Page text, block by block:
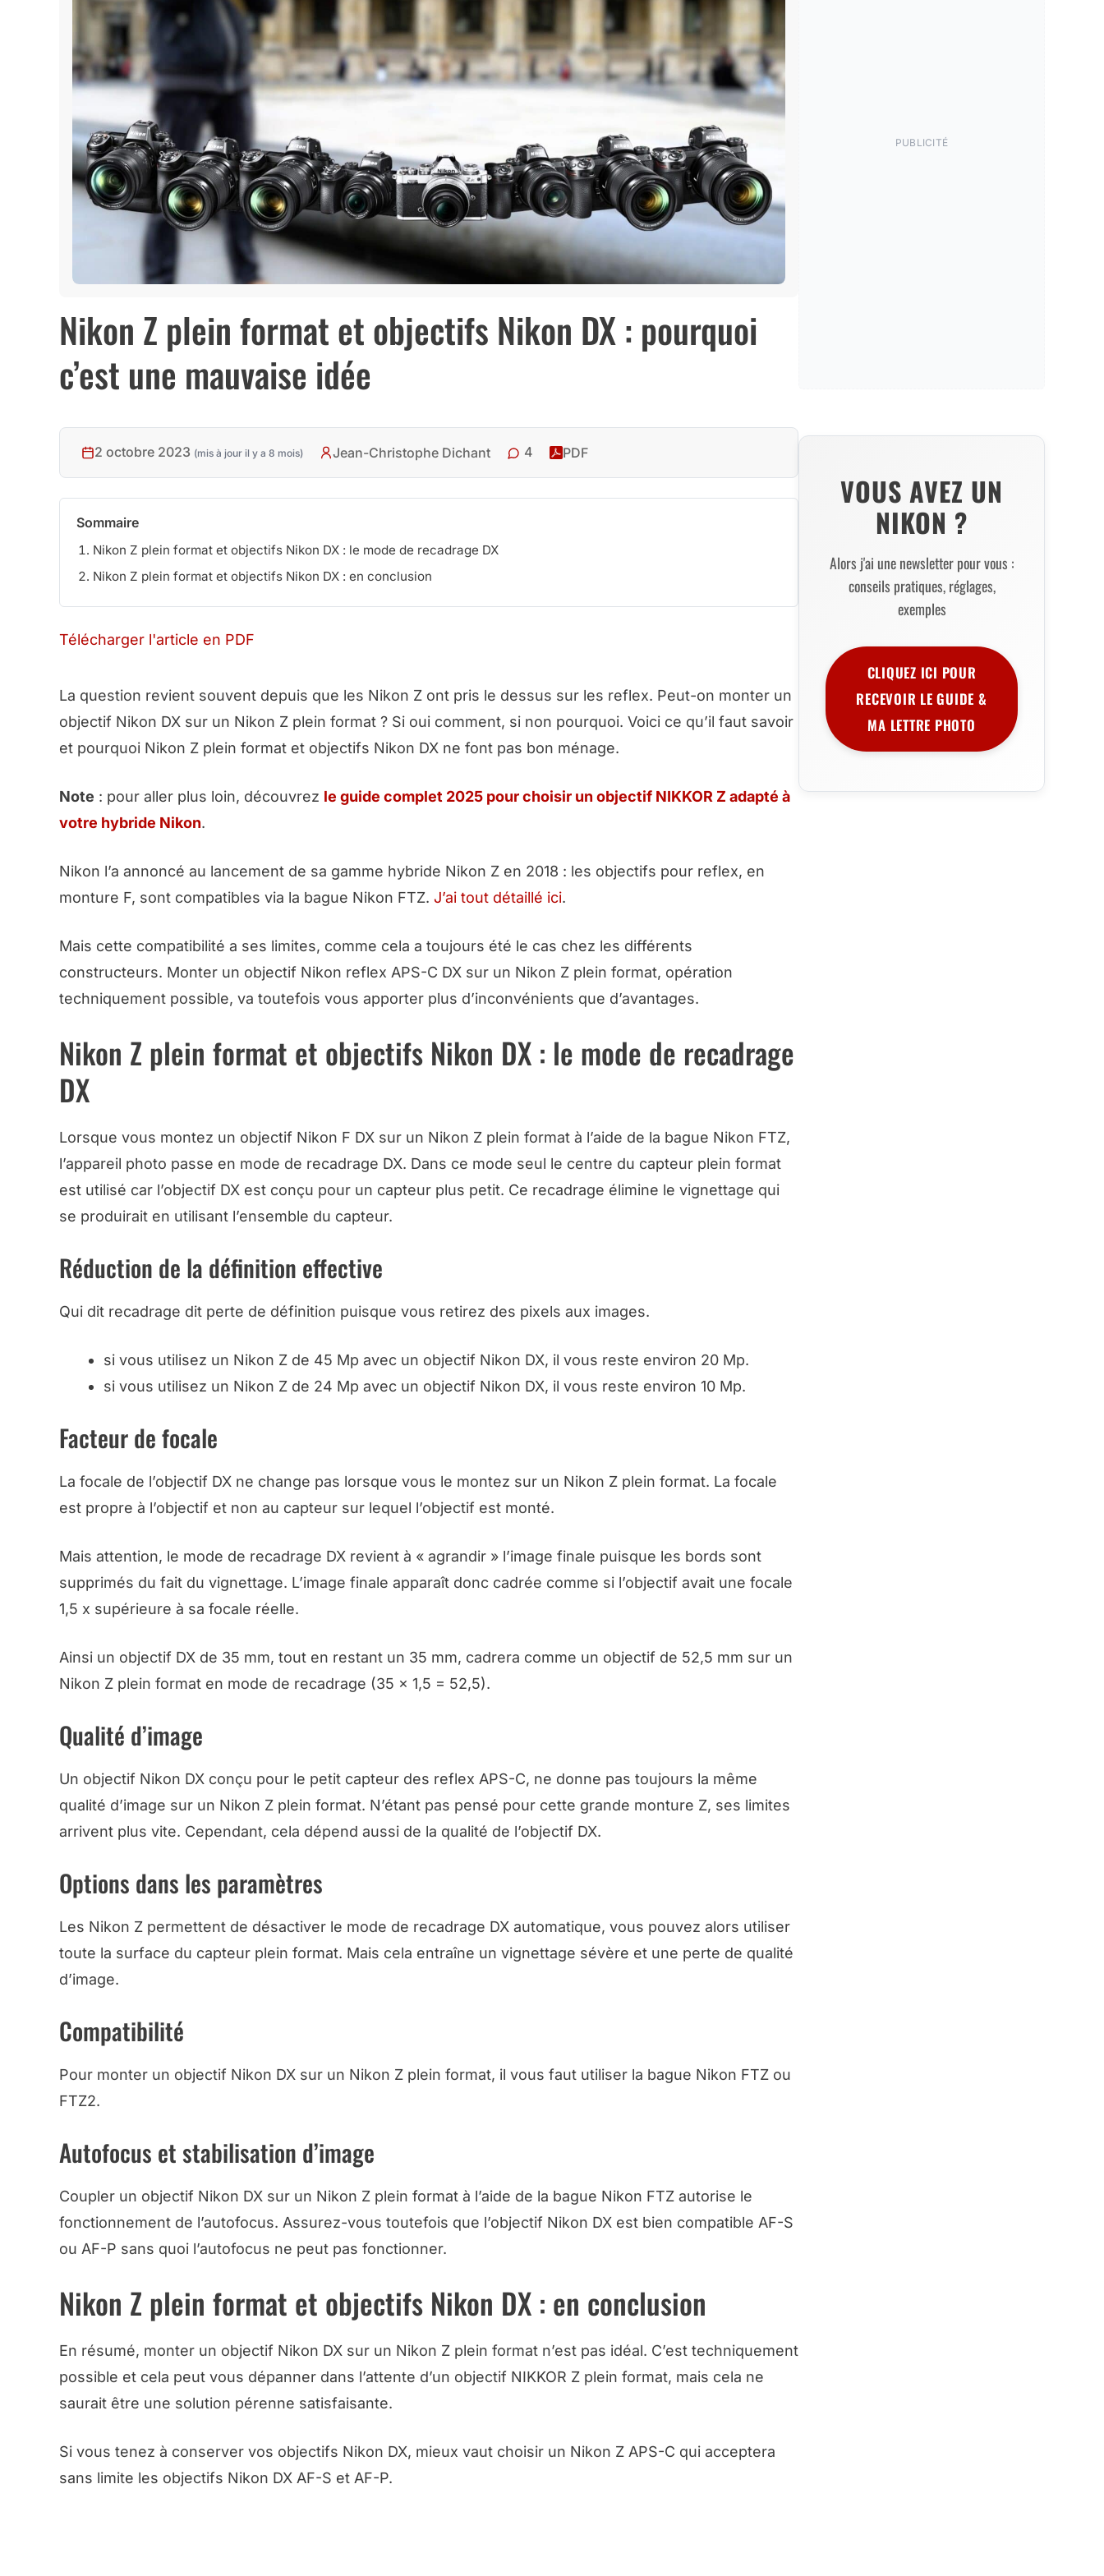
Nikon Z plein format et objectifs Nikon DX : pourquoi
c’est une mauvaise idée
2 octobre 2023 (mis à jour il y a 8 mois) Jean-Christophe Dichant 4 PDF
Sommaire
Nikon Z plein format et objectifs Nikon DX : le mode de recadrage DX
Nikon Z plein format et objectifs Nikon DX : en conclusion
Télécharger l'article en PDF
La question revient souvent depuis que les Nikon Z ont pris le dessus sur les reflex. Peut-on monter un
objectif Nikon DX sur un Nikon Z plein format ? Si oui comment, si non pourquoi. Voici ce qu’il faut savoir
et pourquoi Nikon Z plein format et objectifs Nikon DX ne font pas bon ménage.
Note : pour aller plus loin, découvrez le guide complet 2025 pour choisir un objectif NIKKOR Z adapté à
votre hybride Nikon.
Nikon l’a annoncé au lancement de sa gamme hybride Nikon Z en 2018 : les objectifs pour reflex, en
monture F, sont compatibles via la bague Nikon FTZ. J’ai tout détaillé ici.
Mais cette compatibilité a ses limites, comme cela a toujours été le cas chez les différents
constructeurs. Monter un objectif Nikon reflex APS-C DX sur un Nikon Z plein format, opération
techniquement possible, va toutefois vous apporter plus d’inconvénients que d’avantages.
Nikon Z plein format et objectifs Nikon DX : le mode de recadrage
DX
Lorsque vous montez un objectif Nikon F DX sur un Nikon Z plein format à l’aide de la bague Nikon FTZ,
l’appareil photo passe en mode de recadrage DX. Dans ce mode seul le centre du capteur plein format
est utilisé car l’objectif DX est conçu pour un capteur plus petit. Ce recadrage élimine le vignettage qui
se produirait en utilisant l’ensemble du capteur.
Réduction de la définition effective
Qui dit recadrage dit perte de définition puisque vous retirez des pixels aux images.
si vous utilisez un Nikon Z de 45 Mp avec un objectif Nikon DX, il vous reste environ 20 Mp.
si vous utilisez un Nikon Z de 24 Mp avec un objectif Nikon DX, il vous reste environ 10 Mp.
Facteur de focale
La focale de l’objectif DX ne change pas lorsque vous le montez sur un Nikon Z plein format. La focale
est propre à l’objectif et non au capteur sur lequel l’objectif est monté.
Mais attention, le mode de recadrage DX revient à « agrandir » l’image finale puisque les bords sont
supprimés du fait du vignettage. L’image finale apparaît donc cadrée comme si l’objectif avait une focale
1,5 x supérieure à sa focale réelle.
Ainsi un objectif DX de 35 mm, tout en restant un 35 mm, cadrera comme un objectif de 52,5 mm sur un
Nikon Z plein format en mode de recadrage (35 x 1,5 = 52,5).
Qualité d’image
Un objectif Nikon DX conçu pour le petit capteur des reflex APS-C, ne donne pas toujours la même
qualité d’image sur un Nikon Z plein format. N’étant pas pensé pour cette grande monture Z, ses limites
arrivent plus vite. Cependant, cela dépend aussi de la qualité de l’objectif DX.
Options dans les paramètres
Les Nikon Z permettent de désactiver le mode de recadrage DX automatique, vous pouvez alors utiliser
toute la surface du capteur plein format. Mais cela entraîne un vignettage sévère et une perte de qualité
d’image.
Compatibilité
Pour monter un objectif Nikon DX sur un Nikon Z plein format, il vous faut utiliser la bague Nikon FTZ ou
FTZ2.
Autofocus et stabilisation d’image
Coupler un objectif Nikon DX sur un Nikon Z plein format à l’aide de la bague Nikon FTZ autorise le
fonctionnement de l’autofocus. Assurez-vous toutefois que l’objectif Nikon DX est bien compatible AF-S
ou AF-P sans quoi l’autofocus ne peut pas fonctionner.
Nikon Z plein format et objectifs Nikon DX : en conclusion
En résumé, monter un objectif Nikon DX sur un Nikon Z plein format n’est pas idéal. C’est techniquement
possible et cela peut vous dépanner dans l’attente d’un objectif NIKKOR Z plein format, mais cela ne
saurait être une solution pérenne satisfaisante.
Si vous tenez à conserver vos objectifs Nikon DX, mieux vaut choisir un Nikon Z APS-C qui acceptera
sans limite les objectifs Nikon DX AF-S et AF-P.
PUBLICITÉ
VOUS AVEZ UN
NIKON ?
Alors j'ai une newsletter pour vous :
conseils pratiques, réglages,
exemples
CLIQUEZ ICI POUR
RECEVOIR LE GUIDE &
MA LETTRE PHOTO